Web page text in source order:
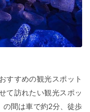
すすめの観光スポット
て訪れたい観光スポッ
の間は車で約2分、徒歩